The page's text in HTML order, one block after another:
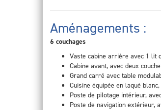
Aménagements :
6 couchages
Vaste cabine arrière avec 1 lit
Cabine avant, avec deux
Grand carré avec table
Cuisine équipée en laqué
Poste de pilotage intérieur,
Poste de navigation extérieur,